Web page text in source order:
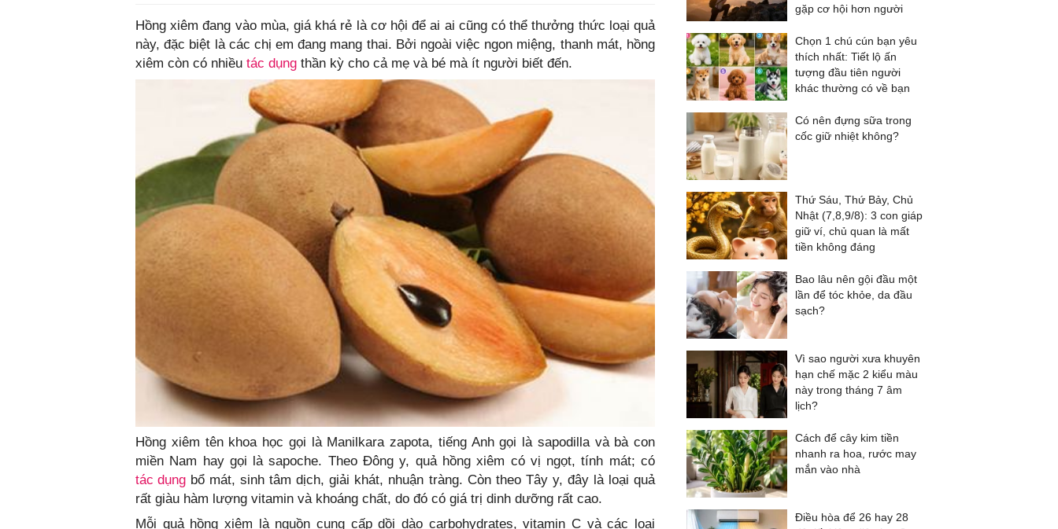
Hồng xiêm đang vào mùa, giá khá rẻ là cơ hội để ai ai cũng có thể thưởng thức loại quả
này, đặc biệt là các chị em đang mang thai. Bởi ngoài việc ngon miệng, thanh mát, hồng
xiêm còn có nhiều tác dụng thần kỳ cho cả mẹ và bé mà ít người biết đến.
Hồng xiêm tên khoa học gọi là Manilkara zapota, tiếng Anh gọi là sapodilla và bà con
miền Nam hay gọi là sapoche. Theo Đông y, quả hồng xiêm có vị ngọt, tính mát; có
tác dụng bổ mát, sinh tâm dịch, giải khát, nhuận tràng. Còn theo Tây y, đây là loại quả
rất giàu hàm lượng vitamin và khoáng chất, do đó có giá trị dinh dưỡng rất cao.
Mỗi quả hồng xiêm là nguồn cung cấp dồi dào carbohydrates, vitamin C và các loại
gặp cơ hội hơn người
Chọn 1 chú cún bạn yêu
thích nhất: Tiết lộ ấn
tượng đầu tiên người
khác thường có về bạn
Có nên đựng sữa trong
cốc giữ nhiệt không?
Thứ Sáu, Thứ Bảy, Chủ
Nhật (7,8,9/8): 3 con giáp
giữ ví, chủ quan là mất
tiền không đáng
Bao lâu nên gội đầu một
lần để tóc khỏe, da đầu
sạch?
Vì sao người xưa khuyên
hạn chế mặc 2 kiểu màu
này trong tháng 7 âm
lịch?
Cách để cây kim tiền
nhanh ra hoa, rước may
mắn vào nhà
Điều hòa để 26 hay 28